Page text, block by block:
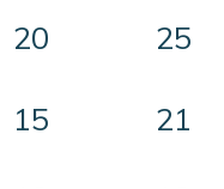
20 25
15
21